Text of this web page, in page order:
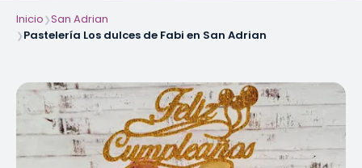
Inicio❯San Adrian
❯Pastelería Los dulces de Fabi en San Adrian